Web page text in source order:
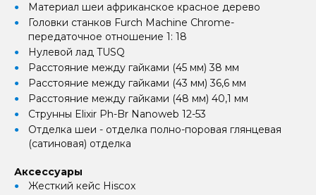
Материал шеи африканское красное дерево
Головки станков Furch Machine Chrome-
передаточное отношение 1: 18
Нулевой лад TUSQ
Расстояние между гайками (45 мм) 38 мм
Расстояние между гайками (43 мм) 36,6 мм
Расстояние между гайками (48 мм) 40,1 мм
Струнны Elixir Ph-Br Nanoweb 12-53
Отделка шеи - отделка полно-поровая глянцевая
(сатиновая) отделка
Аксессуары
Жесткий кейс Hiscox